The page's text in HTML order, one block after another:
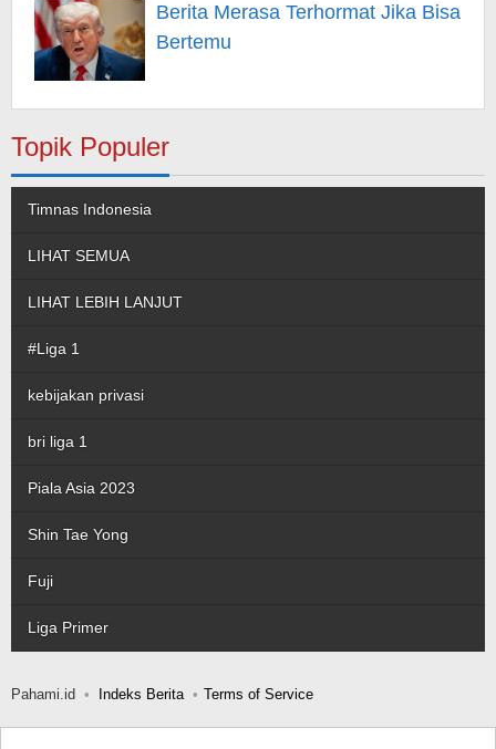
Berita Merasa Terhormat Jika Bisa
Bertemu
Topik Populer
Timnas Indonesia
LIHAT SEMUA
LIHAT LEBIH LANJUT
#Liga 1
kebijakan privasi
bri liga 1
Piala Asia 2023
Shin Tae Yong
Fuji
Liga Primer
Pahami.id Indeks Berita Terms of Service